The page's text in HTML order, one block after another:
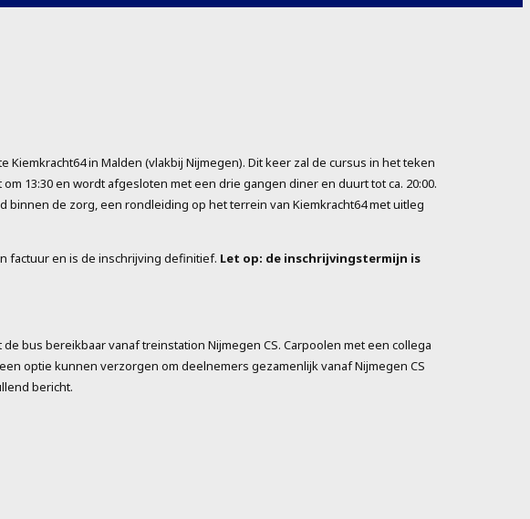
in Malden (vlakbij Nijmegen). Dit keer zal de cursus in het teken
13:30 en wordt afgesloten met een drie gangen diner en duurt tot ca. 20:00.
de zorg, een rondleiding op het terrein van Kiemkracht64 met uitleg
factuur en is de inschrijving definitief. Let op: de inschrijvingstermijn is
bus bereikbaar vanaf treinstation Nijmegen CS. Carpoolen met een collega
optie kunnen verzorgen om deelnemers gezamenlijk vanaf Nijmegen CS
bericht.